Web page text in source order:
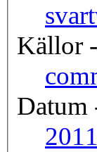
Källor
Datum